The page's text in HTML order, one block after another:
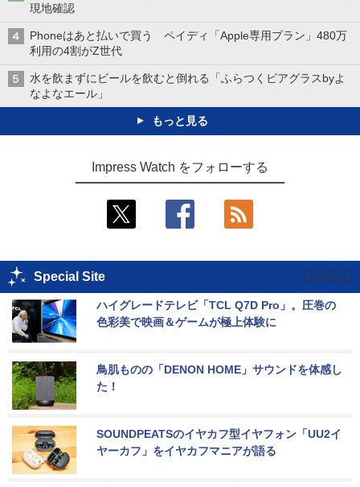
現地確認
Phoneはあと払いで買う ペイディ「Apple専用プラン」480万
利用の4割がZ世代
水を飲まずにビールを飲むと倒れる「ふらつくビアグラスbyよ
なよなエール」
もっと見る
Impress Watch をフォローする
Special Site
ハイグレードテレビ「TCL Q7D Pro」。圧巻の
色彩美で映画＆ゲームが極上体験に
鳥肌ものの「DENON HOME」サウンドを体感し
た！
SOUNDPEATSのイヤカフ型イヤフォン「UU2イ
ヤーカフ」をイヤカフマニアが語る